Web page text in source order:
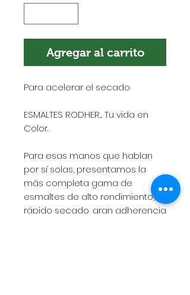
Agregar al carrito
Para acelerar el secado
ESMALTES RODHER.... Tu vida en
Color.
Para esas manos que hablan
por sí solas, presentamos la
más completa gama de
esmaltes de alto rendimiento,
rápido secado, gran adherencia